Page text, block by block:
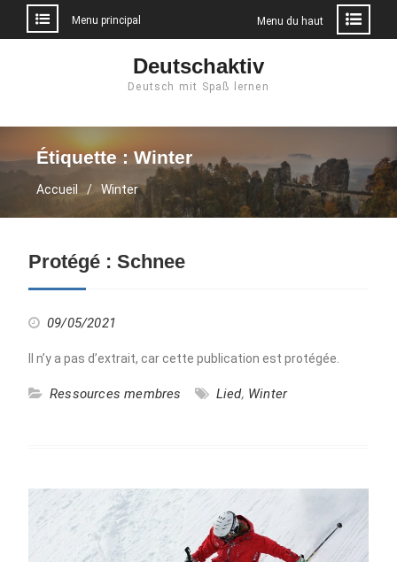
Menu principal Menu du haut
Deutschaktiv
Deutsch mit Spaß lernen
Étiquette :Winter
Accueil Winter
Protégé : Schnee
09/05/2021
Il n’y a pas d’extrait, car cette publication est protégée.
Ressources membres Lied, Winter